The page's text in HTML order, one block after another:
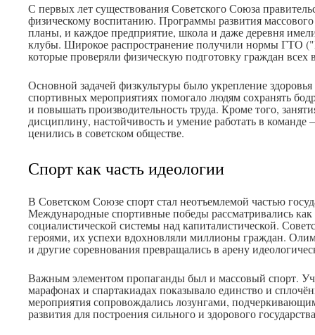
С первых лет существования Советского Союза
физическому воспитанию. Программы развития
планы, и каждое предприятие, школа и даже деревня
клубы. Широкое распространение получили нормы ГТО
которые проверяли физическую подготовку граждан всех
Основной задачей физкультуры было укрепление
спортивных мероприятиях помогало людям сохранять
и повышать производительность труда. Кроме того,
дисциплину, настойчивость и умение работать в команде
ценились в советском обществе.
Спорт как часть идеологии
В Советском Союзе спорт стал неотъемлемой частью
Международные спортивные победы рассматривались как
социалистической системы над капиталистической.
героями, их успехи вдохновляли миллионы граждан.
и другие соревнования превращались в арену
Важным элементом пропаганды был и массовый спорт.
марафонах и спартакиадах показывало единство и
мероприятия сопровождались лозунгами,
развития для построения сильного и здорового